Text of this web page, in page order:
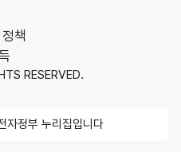
책
RESERVED.
자정부 누리집입니다